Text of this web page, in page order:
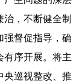
，不断健全制
强督促指导，确
有序开展。将主
央巡视整改、推